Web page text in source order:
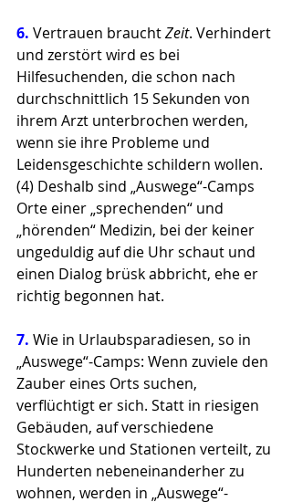
6. Vertrauen braucht Zeit. Verhindert
und zerstört wird es bei
Hilfesuchenden, die schon nach
durchschnittlich 15 Sekunden von
ihrem Arzt unterbrochen werden,
wenn sie ihre Probleme und
Leidensgeschichte schildern wollen.
(4) Deshalb sind „Auswege“-Camps
Orte einer „sprechenden“ und
„hörenden“ Medizin, bei der keiner
ungeduldig auf die Uhr schaut und
einen Dialog brüsk abbricht, ehe er
richtig begonnen hat.
7. Wie in Urlaubsparadiesen, so in
„Auswege“-Camps: Wenn zuviele den
Zauber eines Orts suchen,
verflüchtigt er sich. Statt in riesigen
Gebäuden, auf verschiedene
Stockwerke und Stationen verteilt, zu
Hunderten nebeneinanderher zu
wohnen, werden in „Auswege“-